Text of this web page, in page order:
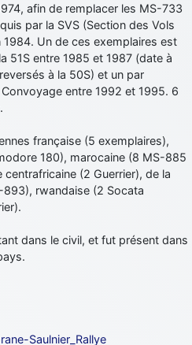
afin de remplacer les MS-733
par la SVS (Section des Vols
Un de ces exemplaires est
51S entre 1985 et 1987 (date à
à la 50S) et un par
entre 1992 et 1995. 6
française (5 exemplaires),
180), marocaine (8 MS-885
(2 Guerrier), de la
893), rwandaise (2 Socata
dans le civil, et fut présent dans
Saulnier_Rallye